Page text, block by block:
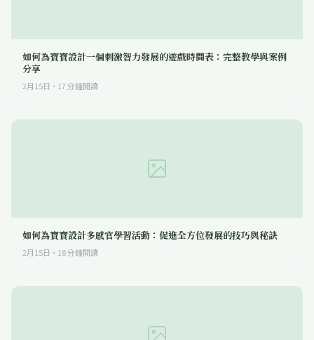
如何為寶寶設計一個刺激智力發展的遊戲時間表：完整教學與案例
分享
2月15日 · 17分鐘閱讀
如何為寶寶設計多感官學習活動：促進全方位發展的技巧與秘訣
2月15日 · 18分鐘閱讀